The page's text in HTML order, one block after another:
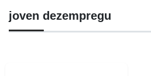
joven dezempregu